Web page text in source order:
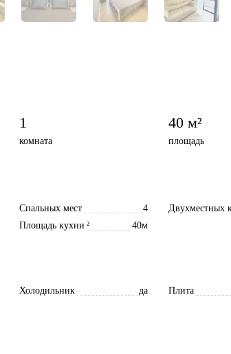
1
комната
40 м²
площадь
Спальных мест 4 Двухместных
Площадь кухни 40м
²
Холодильник да Плита